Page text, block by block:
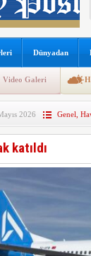
Boeing ile Ethiopian
A319 orman
SunExpress’ten rekor hafta
Lufthansa bazı B777X
İsveç’te drone hayat
Ryanair kış sezonunda
Dünyadan
Video Galeri
2026 Genel
katıldı